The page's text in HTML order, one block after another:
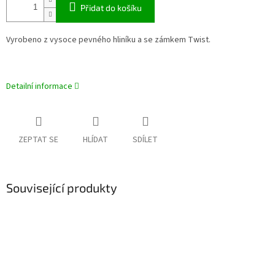
Přidat do košíku
Vyrobeno z vysoce pevného hliníku a se zámkem Twist.
Detailní informace
ZEPTAT SE HLÍDAT SDÍLET
Související produkty